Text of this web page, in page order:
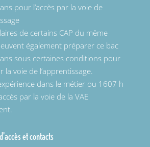
pour l’accès par la voie de
de certains CAP du même
également préparer ce bac
sous certaines conditions pour
la voie de l’apprentissage.
dans le métier ou 1607 h
par la voie de la VAE
et contacts